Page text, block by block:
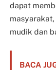
dapat
mudik dan
BACA